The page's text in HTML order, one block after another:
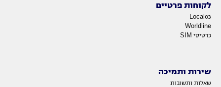
לקוחות פרטיים
Local03
Worldline
כרטיסי SIM
שירות ותמיכה
שאלות ותשובות